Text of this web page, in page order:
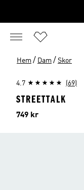
Hem / Dam / Skor
4.7 (69)
STREETTALK
Pris
749 kr